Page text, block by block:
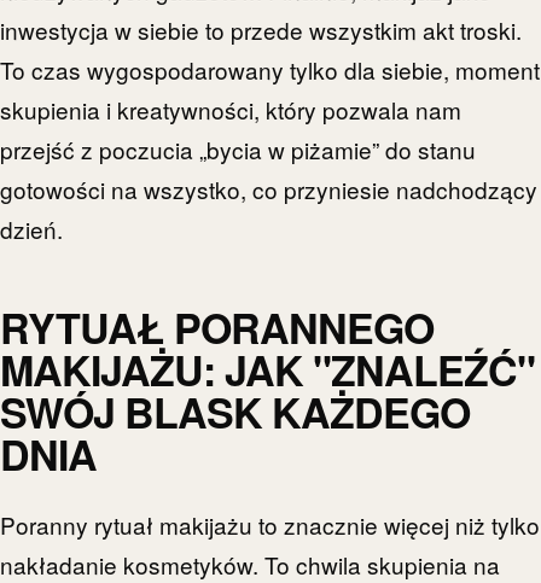
inwestycja w siebie to przede wszystkim akt troski.
To czas wygospodarowany tylko dla siebie, moment
skupienia i kreatywności, który pozwala nam
przejść z poczucia „bycia w piżamie” do stanu
gotowości na wszystko, co przyniesie nadchodzący
dzień.
RYTUAŁ PORANNEGO
MAKIJAŻU: JAK "ZNALEŹĆ"
SWÓJ BLASK KAŻDEGO
DNIA
Poranny rytuał makijażu to znacznie więcej niż tylko
nakładanie kosmetyków. To chwila skupienia na